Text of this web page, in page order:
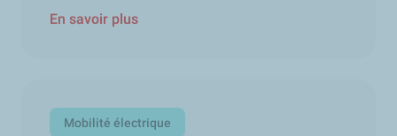
En savoir plus
Mobilité électrique